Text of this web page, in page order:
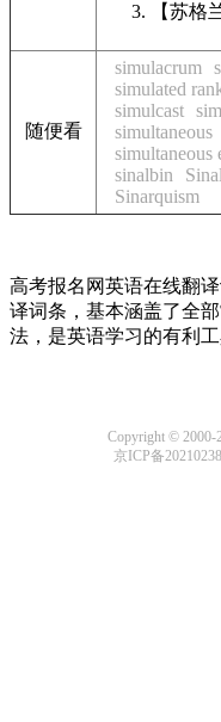
【苏格
随便看
simulacrum
simulated
simulcast
simultaneous
simultaneous
sinalbin
Sinarquism
高考报名网英语在线翻
译词条，基本涵盖了全
法，是英语学习的有利工
Copyright © 2000-
京ICP备